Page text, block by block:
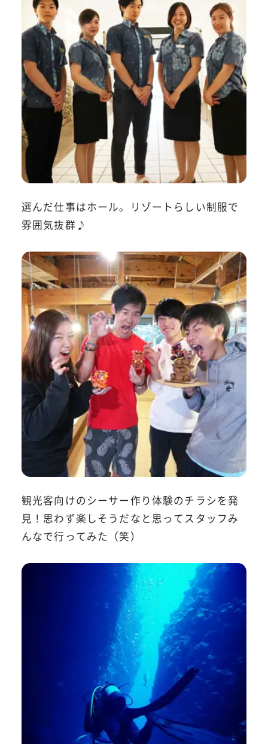
選んだ仕事はホール。リゾートらしい制服で
雰囲気抜群♪
観光客向けのシーサー作り体験のチラシを発
見！思わず楽しそうだなと思ってスタッフみ
んなで行ってみた（笑）